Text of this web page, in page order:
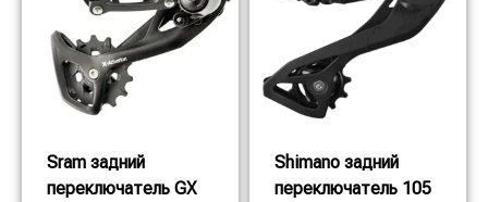
Sram задний
переключатель GX
Shimano задний
переключатель 105